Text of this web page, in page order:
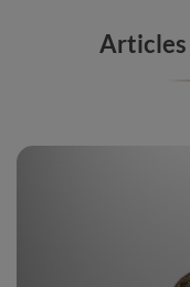
Articles